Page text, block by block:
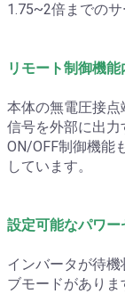
1.75~2倍までのサ
リモート制御機能
本体の無電圧接
信号を外部に出
ON/OFF制御機能
しています。
設定可能なパワー
インバータが待
ブモードがあり